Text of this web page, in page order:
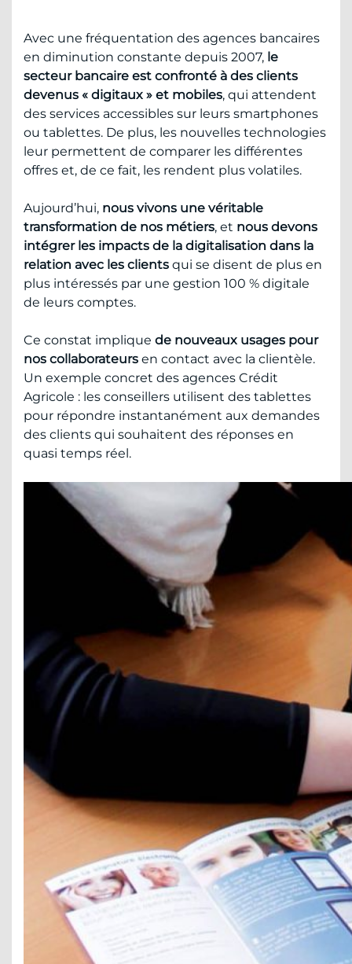
Avec une fréquentation des agences bancaires
en diminution constante depuis 2007, le
secteur bancaire est confronté à des clients
devenus « digitaux » et mobiles, qui attendent
des services accessibles sur leurs smartphones
ou tablettes. De plus, les nouvelles technologies
leur permettent de comparer les différentes
offres et, de ce fait, les rendent plus volatiles.
Aujourd’hui, nous vivons une véritable
transformation de nos métiers, et nous devons
intégrer les impacts de la digitalisation dans la
relation avec les clients qui se disent de plus en
plus intéressés par une gestion 100 % digitale
de leurs comptes.
Ce constat implique de nouveaux usages pour
nos collaborateurs en contact avec la clientèle.
Un exemple concret des agences Crédit
Agricole : les conseillers utilisent des tablettes
pour répondre instantanément aux demandes
des clients qui souhaitent des réponses en
quasi temps réel.